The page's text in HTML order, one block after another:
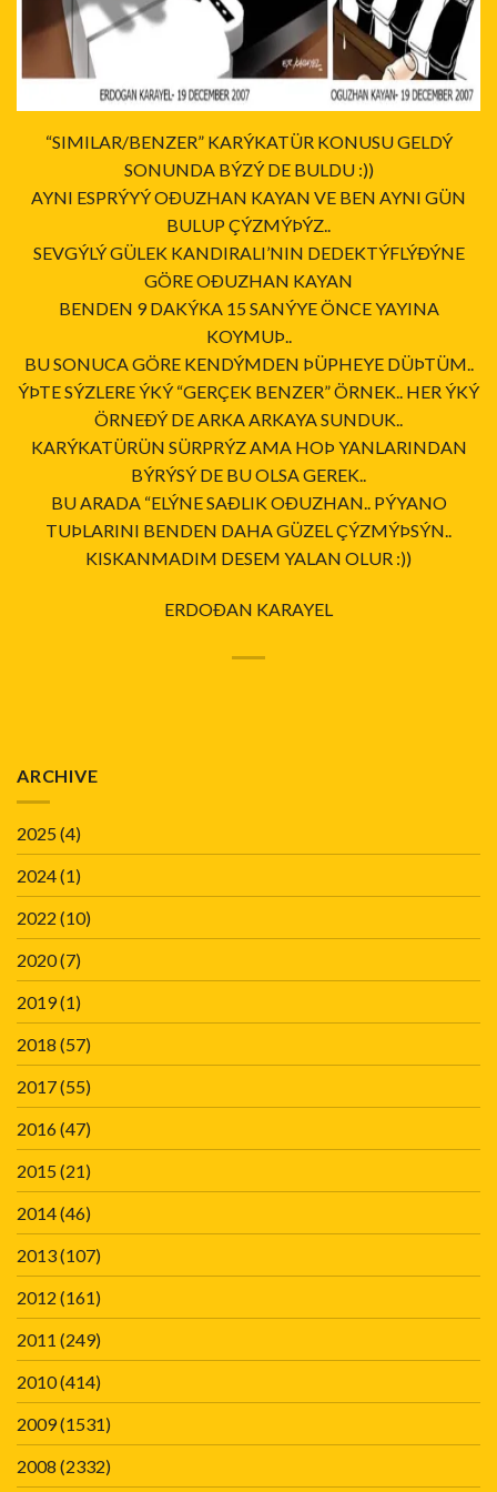
“SIMILAR/BENZER” KARÝKATÜR KONUSU GELDÝ
SONUNDA BÝZÝ DE BULDU :))
AYNI ESPRÝYÝ OÐUZHAN KAYAN VE BEN AYNI GÜN
BULUP ÇÝZMÝÞÝZ..
SEVGÝLÝ GÜLEK KANDIRALI’NIN DEDEKTÝFLÝÐÝNE
GÖRE OÐUZHAN KAYAN
BENDEN 9 DAKÝKA 15 SANÝYE ÖNCE YAYINA
KOYMUÞ..
BU SONUCA GÖRE KENDÝMDEN ÞÜPHEYE DÜÞTÜM..
ÝÞTE SÝZLERE ÝKÝ “GERÇEK BENZER” ÖRNEK.. HER ÝKÝ
ÖRNEÐÝ DE ARKA ARKAYA SUNDUK..
KARÝKATÜRÜN SÜRPRÝZ AMA HOÞ YANLARINDAN
BÝRÝSÝ DE BU OLSA GEREK..
BU ARADA “ELÝNE SAÐLIK OÐUZHAN.. PÝYANO
TUÞLARINI BENDEN DAHA GÜZEL ÇÝZMÝÞSÝN..
KISKANMADIM DESEM YALAN OLUR :))
ERDOÐAN KARAYEL
ARCHIVE
2025(4)
2024(1)
2022 (10)
2020(7)
2019(1)
2018 (57)
2017(55)
2016(47)
2015(21)
2014(46)
2013(107)
2012 (161)
2011 (249)
2010(414)
2009(1531)
2008 (2332)